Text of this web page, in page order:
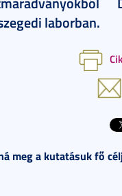
laborban.
meg a kutatásuk fő